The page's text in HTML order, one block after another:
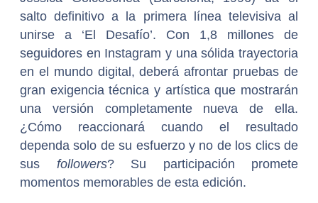
salto definitivo a la primera línea televisiva al
unirse a ‘El Desafío’. Con 1,8 millones de
seguidores en Instagram y una sólida trayectoria
en el mundo digital, deberá afrontar pruebas de
gran exigencia técnica y artística que mostrarán
una versión completamente nueva de ella.
¿Cómo reaccionará cuando el resultado
dependa solo de su esfuerzo y no de los clics de
sus followers? Su participación promete
momentos memorables de esta edición.